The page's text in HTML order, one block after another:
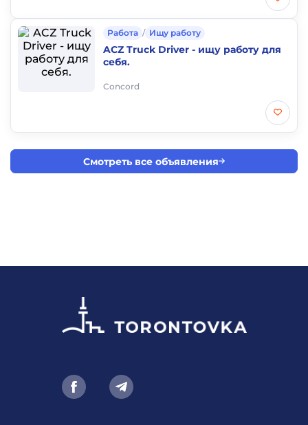
Работа / Ищу работу
ACZ Truck Driver - ищу работу для
себя.
Concord
Смотреть все объявления